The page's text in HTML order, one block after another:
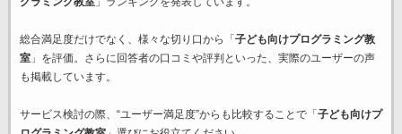
総合満足度だけでなく、様々な切り口から「 子ども向けプログラミング教
室」を評価。さらに回答者の口コミや評判といった、実際のユーザーの声
も掲載しています。
サービス検討の際、“ユーザー満足度”からも比較することで「 子ども向けプ